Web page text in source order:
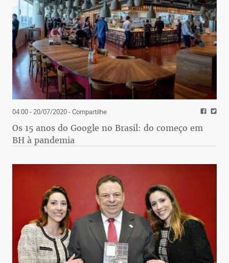
04:00 - 20/07/2020- Compartilhe
Os 15 anos do Google no Brasil: do começo em
BH à pandemia